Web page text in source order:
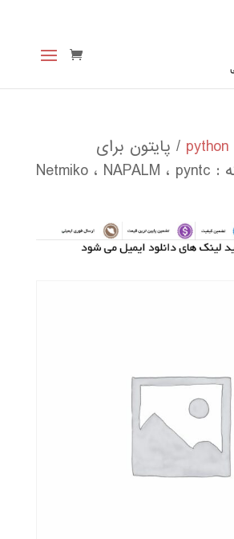
/ پایتون برای
مهندسین شبکه : Netmiko ، NAPALM ، pyntc